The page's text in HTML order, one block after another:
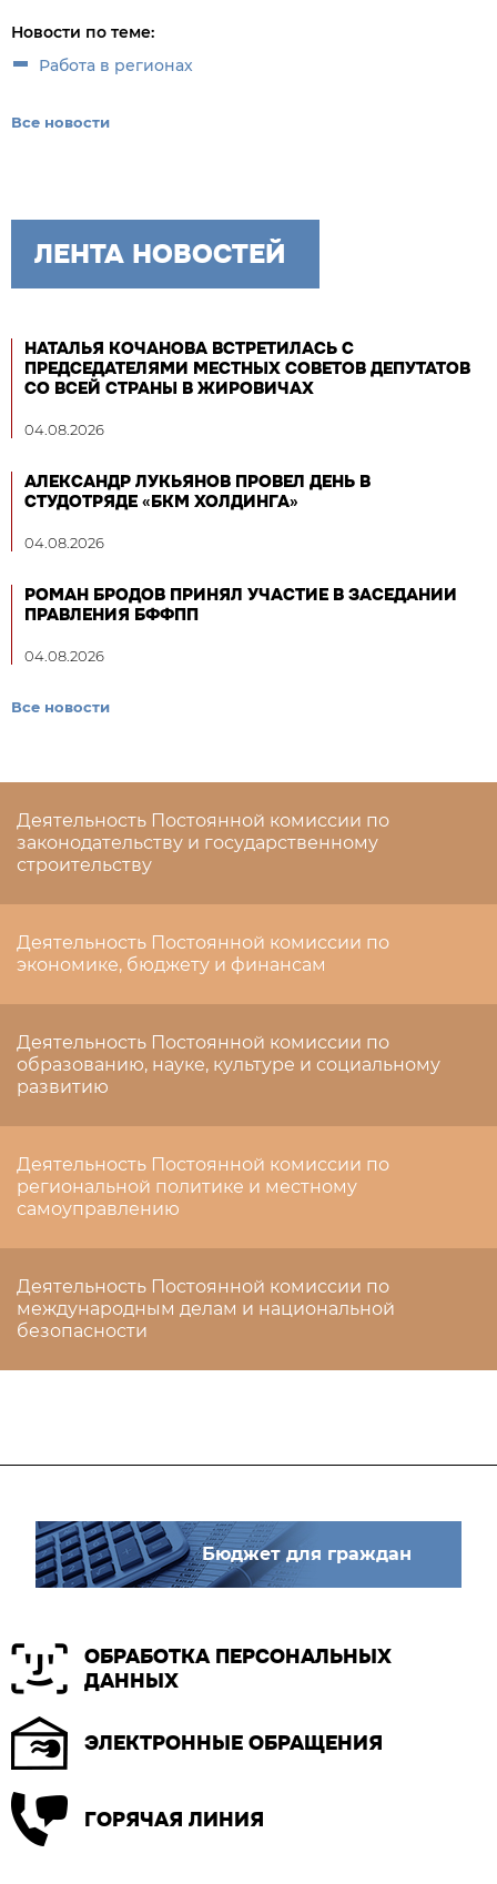
Новости по теме:
Работа в регионах
Все новости
ЛЕНТА НОВОСТЕЙ
НАТАЛЬЯ КОЧАНОВА ВСТРЕТИЛАСЬ С
ПРЕДСЕДАТЕЛЯМИ МЕСТНЫХ СОВЕТОВ ДЕПУТАТОВ
СО ВСЕЙ СТРАНЫ В ЖИРОВИЧАХ
04.08.2026
АЛЕКСАНДР ЛУКЬЯНОВ ПРОВЕЛ ДЕНЬ В
СТУДОТРЯДЕ «БКМ ХОЛДИНГА»
04.08.2026
РОМАН БРОДОВ ПРИНЯЛ УЧАСТИЕ В ЗАСЕДАНИИ
ПРАВЛЕНИЯ БФФПП
04.08.2026
Все новости
Деятельность Постоянной комиссии по
законодательству и государственному
строительству
Деятельность Постоянной комиссии по
экономике, бюджету и финансам
Деятельность Постоянной комиссии по
образованию, науке, культуре и социальному
развитию
Деятельность Постоянной комиссии по
региональной политике и местному
самоуправлению
Деятельность Постоянной комиссии по
международным делам и национальной
безопасности
Бюджет для граждан
ОБРАБОТКА ПЕРСОНАЛЬНЫХ
ДАННЫХ
ЭЛЕКТРОННЫЕ ОБРАЩЕНИЯ
ГОРЯЧАЯ ЛИНИЯ